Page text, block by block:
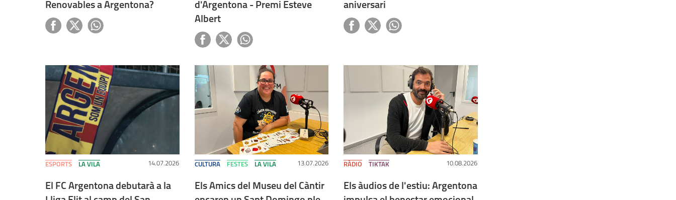
Renovables a Argentona?
d'Argentona - Premi Esteve
Albert
aniversari
ESPORTS LA VILA 14.07.2026
El FC Argentona debutarà a la
CULTURA FESTES LA VILA 13.07.2026
Els Amics del Museu del Càntir
RÀDIO TIKTAK 10.08.2026
Els àudios de l'estiu: Argentona